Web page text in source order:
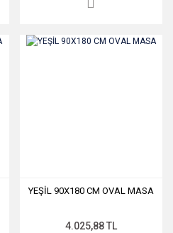
YEŞİL 90X180 CM OVAL MASA
4.025,88 TL